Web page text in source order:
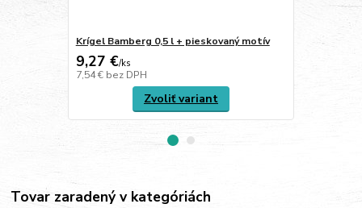
Krígel Bamberg 0,5 l + pieskovaný motív
9,27 €/ks
7,54 € bez DPH
Zvoliť variant
Krígeľ
Tovar zaradený v kategóriách